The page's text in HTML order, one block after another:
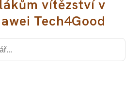
RODINA A DĚTI
SEX A VZTAHY
vítězství v
Tech4Good